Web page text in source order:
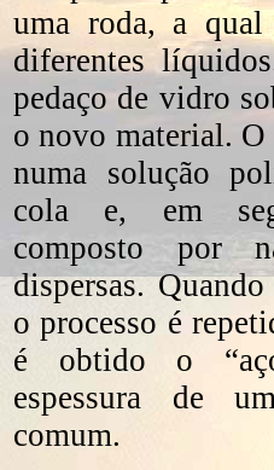
uma roda, a qual
diferentes
pedaço de vidro
o novo material.
numa solução
cola e, em
composto por
dispersas. Quando
o processo é
é obtido o
espessura de
comum.